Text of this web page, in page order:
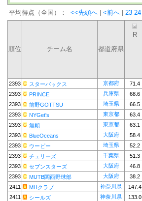
平均得点（全国）： <<先頭へ <前へ 23 24
順位 チーム名 都道府県
R
2393 スターバックス 京都府 71.4
2393
PRINCE 兵庫県 68.6
2393
前野GOTTSU 埼玉県 66.5
2393
NYGet's 東京都 63.4
2393
無頼 東京都 63.1
2393
BlueOceans 大阪府 58.4
2393
ウーピー 埼玉県 52.2
2393
チェリーズ 千葉県 51.3
2393
セブンスターズ 大阪府 46.8
2393
MUTB関西野球部 大阪府 38.2
2411
MHクラブ 神奈川県 147.4
2411
シールズ 神奈川県 133.0